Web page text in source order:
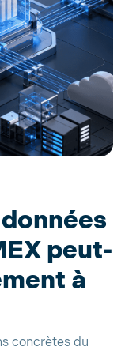
peut-
à
concrètes du